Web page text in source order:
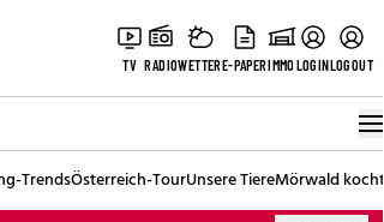
TV RADIOWETTERE-PAPERIMMOLOGINLOGOUT
TrendsÖsterreich-TourUnsere TiereMörwald kocht